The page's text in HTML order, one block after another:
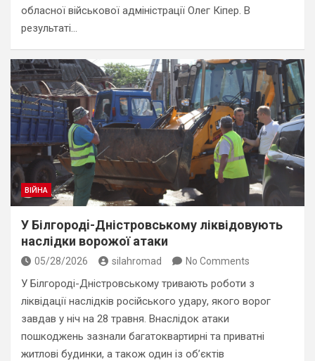
обласної військової адміністрації Олег Кіпер. В
результаті…
ВІЙНА
У Білгородi-Дністровському ліквідовують
наслідки ворожої атаки
05/28/2026 silahromad No Comments
У Білгороді-Дністровському тривають роботи з
ліквідації наслідків російського удару, якого ворог
завдав у ніч на 28 травня. Внаслідок атаки
пошкоджень зазнали багатоквартирні та приватні
житлові будинки, а також один із об’єктів